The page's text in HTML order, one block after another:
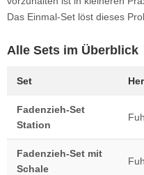
Das Einmal-Set löst dieses
Alle Sets im Überblick
Set
Fadenzieh-Set
Station
Fadenzieh-Set mit
Schale